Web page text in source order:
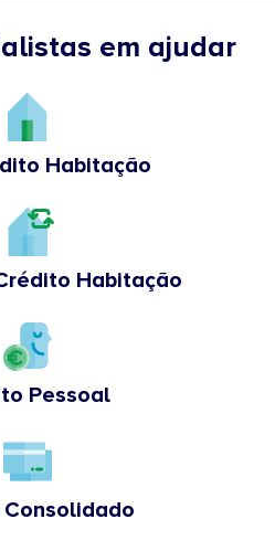
em ajudar
Habitação
Habitação
Pessoal